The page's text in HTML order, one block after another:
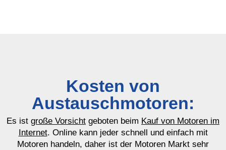
Kosten von
Austauschmotoren:
Es ist große Vorsicht geboten beim Kauf von Motoren im
Internet. Online kann jeder schnell und einfach mit
Motoren handeln, daher ist der Motoren Markt sehr